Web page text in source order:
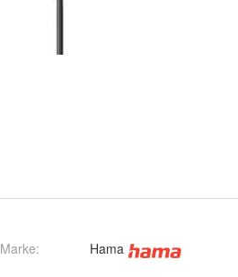
Marke: Hama